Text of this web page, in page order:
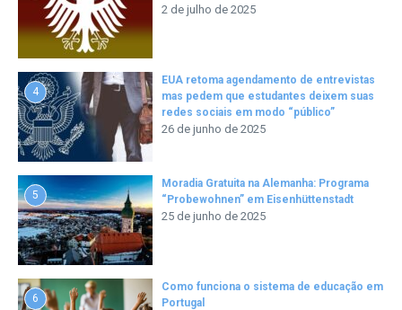
2 de julho de 2025
4
EUA retoma agendamento de entrevistas
mas pedem que estudantes deixem suas
redes sociais em modo “público”
26 de junho de 2025
5
Moradia Gratuita na Alemanha: Programa
“Probewohnen” em Eisenhüttenstadt
25 de junho de 2025
6
Como funciona o sistema de educação em
Portugal